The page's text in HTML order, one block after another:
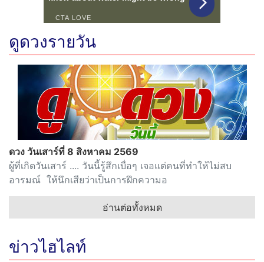
ดูดวงรายวัน
ดวง วันเสาร์ที่ 8 สิงหาคม 2569
ผู้ที่เกิดวันเสาร์ .... วันนี้รู้สึกเบื่อๆ เจอแต่คนที่ทำให้ไม่สบ
อารมณ์ ให้นึกเสียว่าเป็นการฝึกความอ
อ่านต่อทั้งหมด
ข่าวไฮไลท์